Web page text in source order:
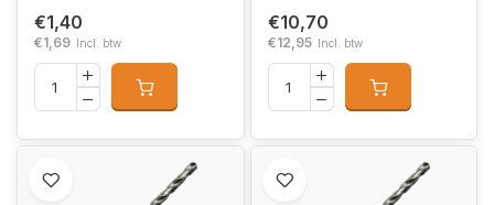
€1,40
€1,69 Incl. btw
€10,70
€12,95 Incl. btw